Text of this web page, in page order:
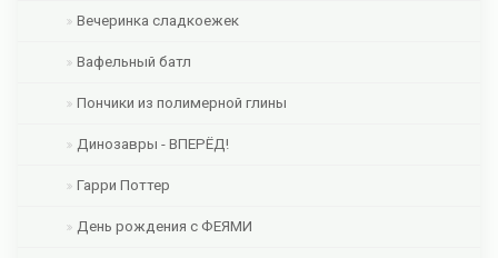
Вечеринка сладкоежек
Вафельный батл
Пончики из полимерной глины
Динозавры - ВПЕРЁД!
Гарри Поттер
День рождения с ФЕЯМИ